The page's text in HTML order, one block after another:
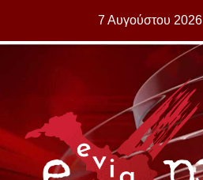
7 Αυγούστου 2026